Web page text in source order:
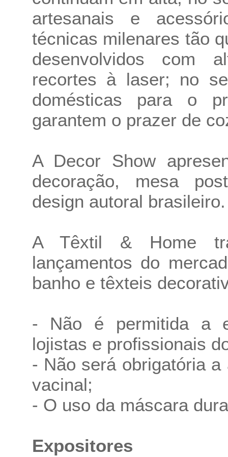
artesanais e
técnicas milenares tão
desenvolvidos com
recortes à laser; no
domésticas para o
garantem o prazer de
A Decor Show
decoração, mesa
design autoral brasileiro.
A Têxtil & Home
lançamentos do
banho e têxteis
- Não é permitida a
lojistas e profissionais
- Não será obrigatória
vacinal;
- O uso da máscara
Expositores